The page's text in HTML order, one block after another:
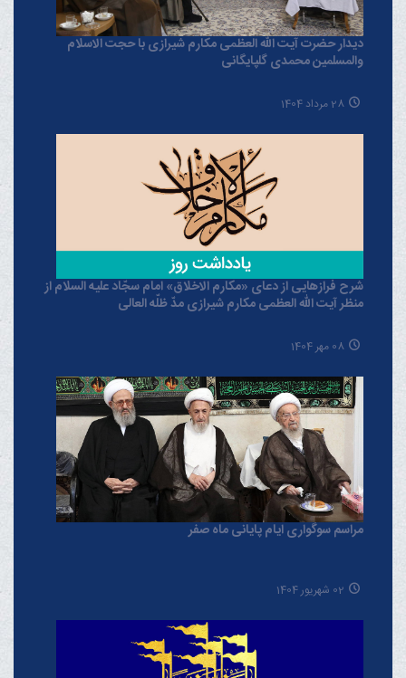
دیدار حضرت آیت الله العظمی مکارم شیرازی با حجت الاسلام
والمسلمین محمدی گلپایگانی
28 مرداد 1404
شرح فرازهایی از دعای «مکارم الاخلاق» امام سجّاد علیه السلام از
منظر آیت الله العظمی مکارم شیرازی مدّ ظلّه العالی
08 مهر 1404
مراسم سوگواری ایام پایانی ماه صفر
02 شهریور 1404